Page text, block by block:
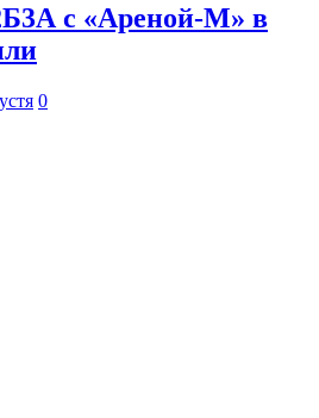
с «Ареной-М» в
0